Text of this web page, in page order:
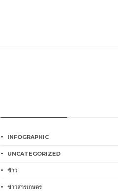
INFOGRAPHIC
UNCATEGORIZED
ข้าว
ข่าวสารเกษตร